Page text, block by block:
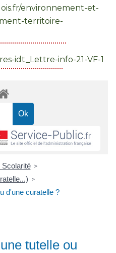
environnement-et-
territoire-
idt_Lettre-info-21-VF-1
Scolarité >
>
d'une curatelle ?
tutelle ou